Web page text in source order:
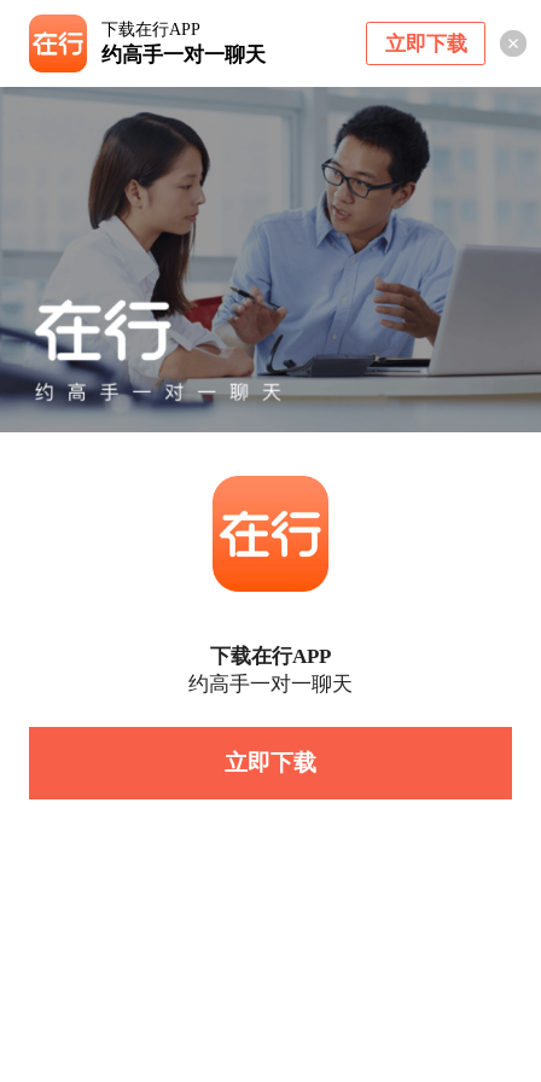
下载在行APP
约高手一对一聊天 立即下载
下载在行APP
约高手一对一聊天
立即下载